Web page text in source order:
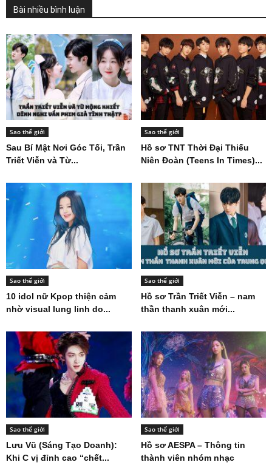
Bài nhiều bình luận
Sao thế giới
Sau Bí Mật Nơi Góc Tối, Trần
Triết Viễn và Từ...
Sao thế giới
Hồ sơ TNT Thời Đại Thiếu
Niên Đoàn (Teens In Times)...
Sao thế giới
10 idol nữ Kpop thiện cảm
nhờ visual lung linh do...
Sao thế giới
Hồ sơ Trần Triết Viễn – nam
thần thanh xuân mới...
Sao thế giới
Lưu Vũ (Sáng Tạo Doanh):
Khi C vị đỉnh cao “chết...
Sao thế giới
Hồ sơ AESPA – Thông tin
thành viên nhóm nhạc